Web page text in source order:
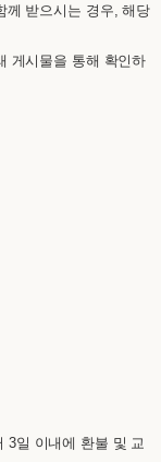
께 받으시는 경우, 해당
게시물을 통해 확인하
3일 이내에 환불 및 교